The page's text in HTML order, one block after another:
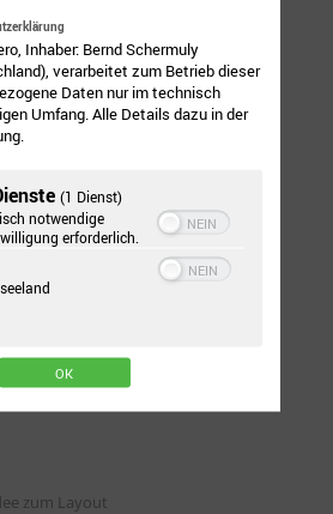
– Köln/2014
im Buchhandel unter der
3-95645-229-1
Blickgarten-Kamran-
target=“_self“
size=“100%“ ]
zum Layout
Inhaber: Bernd Schermuly
verarbeitet zum Betrieb dieser
Daten nur im technisch
Umfang. Alle Details dazu in der
(1 Dienst)
notwendige
erforderlich.
OK